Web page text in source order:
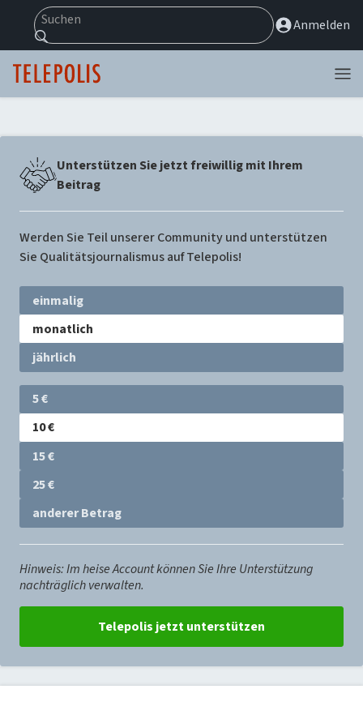
Suchen
Anmelden
Menü
Unterstützen Sie jetzt freiwillig mit Ihrem
Beitrag
Werden Sie Teil unserer Community und unterstützen
Sie Qualitätsjournalismus auf Telepolis!
Zyklus
wählen
einmalig
monatlich
jährlich
Betrag
wählen
5 €
10 €
15 €
25 €
anderer Betrag
Hinweis: Im heise Account können Sie Ihre Unterstützung
nachträglich verwalten.